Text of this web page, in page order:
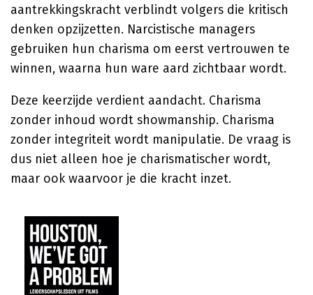
aantrekkingskracht verblindt volgers die kritisch
denken opzijzetten. Narcistische managers
gebruiken hun charisma om eerst vertrouwen te
winnen, waarna hun ware aard zichtbaar wordt.
Deze keerzijde verdient aandacht. Charisma
zonder inhoud wordt showmanship. Charisma
zonder integriteit wordt manipulatie. De vraag is
dus niet alleen hoe je charismatischer wordt,
maar ook waarvoor je die kracht inzet.